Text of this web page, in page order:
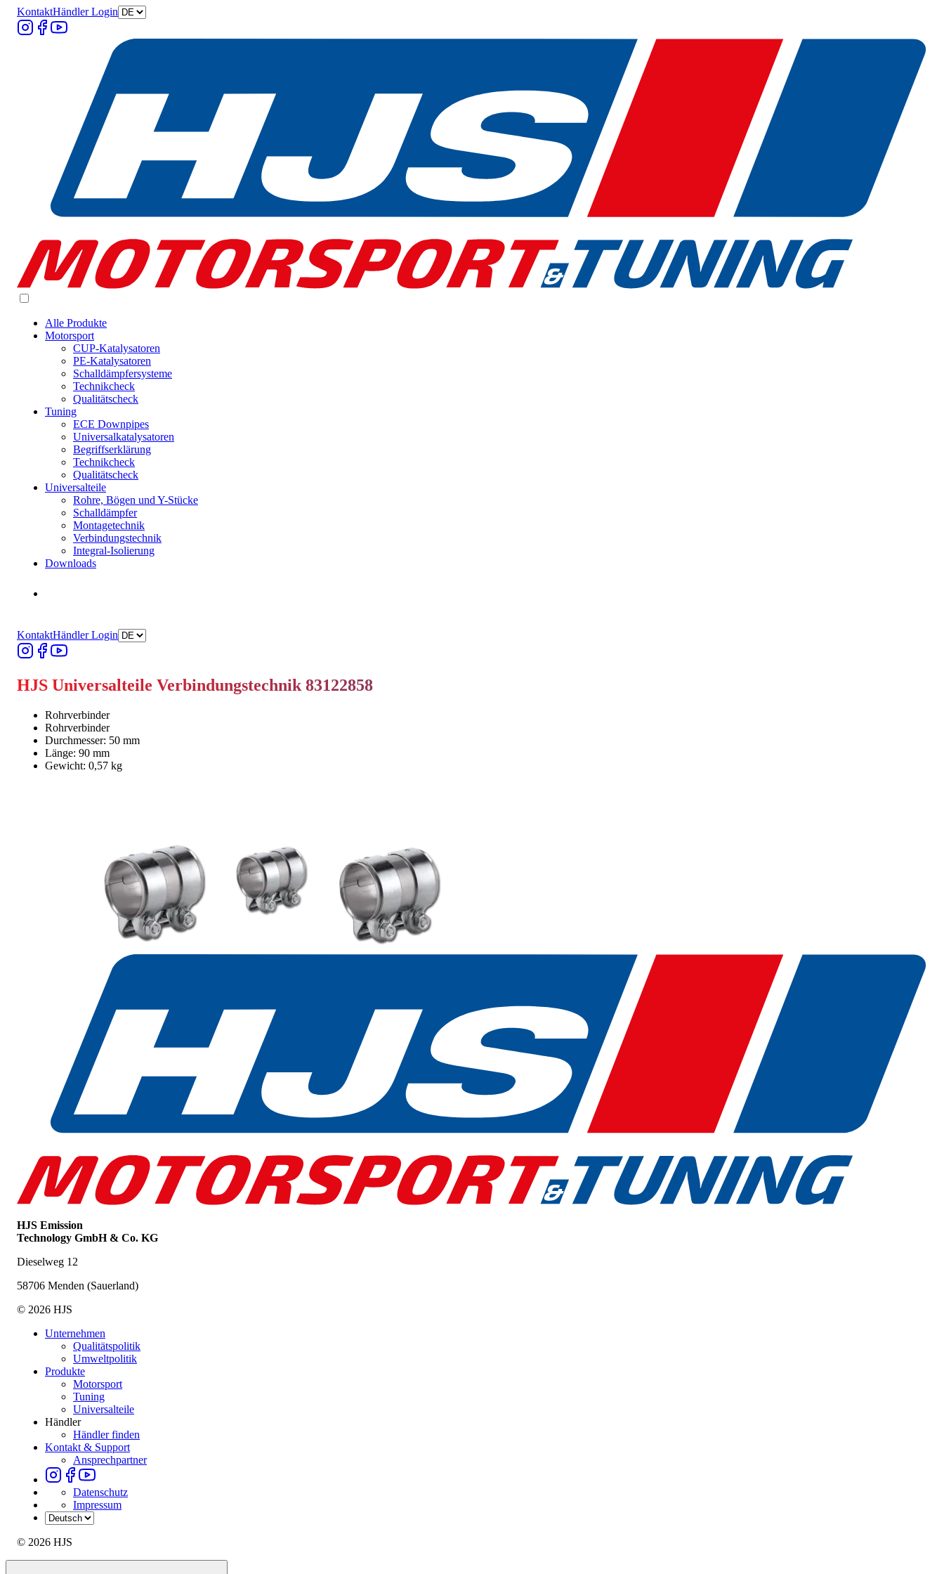
KontaktHändler Login
Alle Produkte
Motorsport
CUP-Katalysatoren
PE-Katalysatoren
Schalldämpfersysteme
Technikcheck
Qualitätscheck
Tuning
ECE Downpipes
Universalkatalysatoren
Begriffserklärung
Technikcheck
Qualitätscheck
Universalteile
Rohre, Bögen und Y-Stücke
Schalldämpfer
Montagetechnik
Verbindungstechnik
Integral-Isolierung
Downloads
KontaktHändler Login
HJS Universalteile Verbindungstechnik 83122858
Rohrverbinder
Rohrverbinder
Durchmesser: 50 mm
Länge: 90 mm
Gewicht: 0,57 kg
HJS Emission
Technology GmbH & Co. KG
Dieselweg 12
58706 Menden (Sauerland)
© 2026 HJS
Unternehmen
Qualitätspolitik
Umweltpolitik
Produkte
Motorsport
Tuning
Universalteile
Händler
Händler finden
Kontakt & Support
Ansprechpartner
Datenschutz
Impressum
© 2026 HJS